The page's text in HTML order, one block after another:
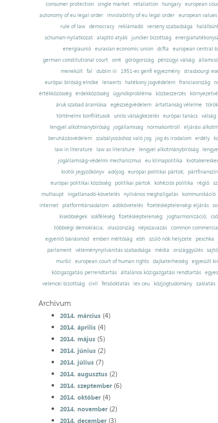
consumer protection
single market retaliation hungary
european
autonomy of eu legal order
inviolability of eu legal order
european values
rule of law
democracy reklámadó verseny szabadsága
schuman-nyilatkozat alapító atyák juncker bizottság
energiaunió eurasian economic union dcfta
european central
german constitutional court
omt görögország pénzügyi válság
menekült
fal dublin iii 1951-es genfi egyezmény
strasbourgi
európai bíróság elnöke
lenaerts hatékony jogvédelem franciaország
értékközösség
érdekközösség ügynökprobléma közbeszerzés
áruk szabad áramlása
egészségvédelem ártatlanság vélelme
történelmi konfliktusok uniós válságkezelés európai tanács válság
lengyel alkotmánybíróság
jogállamiság normakontroll
eljárási
beruházásvédelem
szabályozáshoz való jog jog és irodalom erdély
law in literature
law as literature lengyel alkotmánybíróság
jogállamiság-védelmi mechanizmus
eu klímapolitika
kiotói jegyzőkönyv adójog európai politikai pártok;
európai politikai közösség
politikai pártok kohéziós politika régió
mulhaupt
ingatlanadó-követelés nyilvános meghallgatás
kommunikáció
internet
platformtársadalom adókövetelés fizetésképtelenségi eljárás
kisebbségek sokféleség fizetésképtelenség; jogharmonizáció;
többségi demokrácia; olaszország népszavazás common
egyenlő bánásmód emberi méltóság ebh szülő nők helyzete
peschka
parlament
véleménynyilvánítás szabadsága média országgyűlés
muršić
european court of human rights dajkaterhesség
egyesült
közigazgatási perrendtartás
általános közigazgatási rendtartás
velencei bizottság
civil felsőoktatás lex ceu közjogtudomány zaklatás
Archívum
2014. március(4)
2014. április(4)
2014. május(5)
2014. június(2)
2014. július(7)
2014. augusztus(2)
2014. szeptember(6)
2014. október(4)
2014. november(2)
2014. december(3)